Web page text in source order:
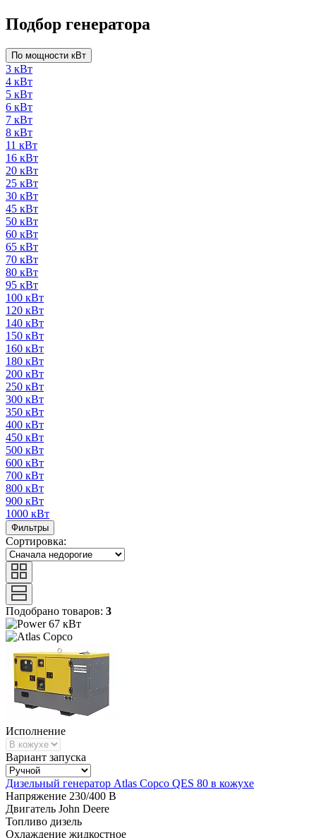
Подбор генератора
По мощности кВт
3 кВт
4 кВт
5 кВт
6 кВт
7 кВт
8 кВт
11 кВт
16 кВт
20 кВт
25 кВт
30 кВт
45 кВт
50 кВт
60 кВт
65 кВт
70 кВт
80 кВт
95 кВт
100 кВт
120 кВт
140 кВт
150 кВт
160 кВт
180 кВт
200 кВт
250 кВт
300 кВт
350 кВт
400 кВт
450 кВт
500 кВт
600 кВт
700 кВт
800 кВт
900 кВт
1000 кВт
Фильтры
Сортировка:
Подобрано товаров: 3
67 кВт
Исполнение
Вариант запуска
Дизельный генератор Atlas Copco QES 80 в кожухе
Напряжение 230/400 В
Двигатель John Deere
Топливо дизель
Охлаждение жидкостное